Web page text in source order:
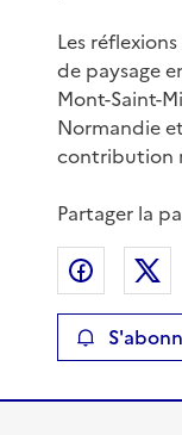
Les
de paysage
Mont-Saint-
Normandie
contribution
Partager la